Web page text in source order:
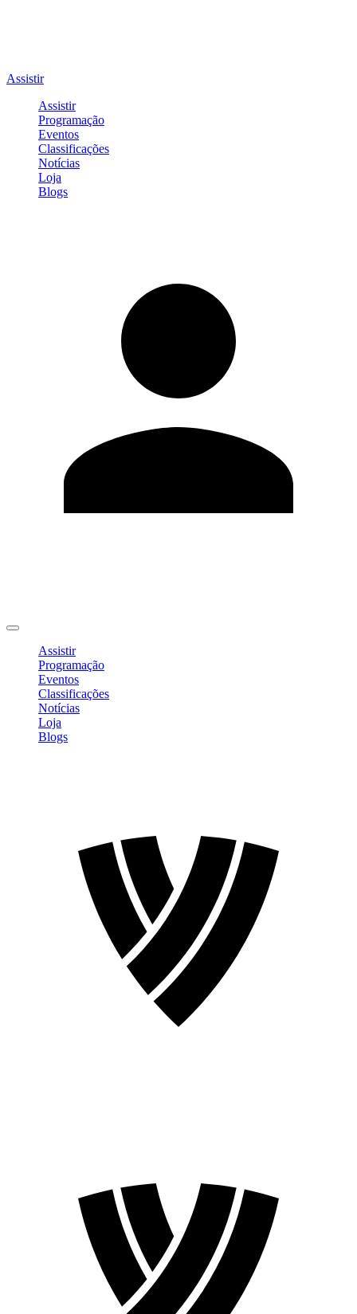
Assistir
Assistir
Programação
Eventos
Classificações
Notícias
Loja
Blogs
Assistir
Programação
Eventos
Classificações
Notícias
Loja
Blogs